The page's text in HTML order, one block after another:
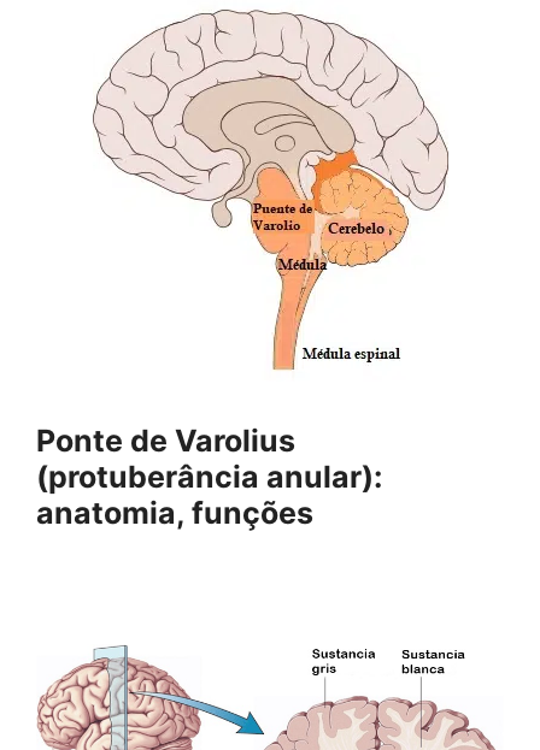
Ponte de Varolius
(protuberância anular):
anatomia, funções